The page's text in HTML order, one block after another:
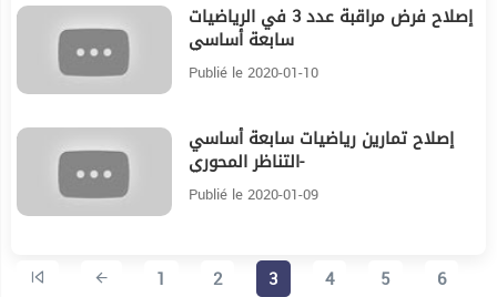
إصلاح فرض مراقبة عدد 3 في الرياضيات
سابعة أساسي
Publié le 2020-01-10
إصلاح تمارين رياضيات سابعة أساسي
-التناظر المحوري
Publié le 2020-01-09
1 2 3 4 5
6